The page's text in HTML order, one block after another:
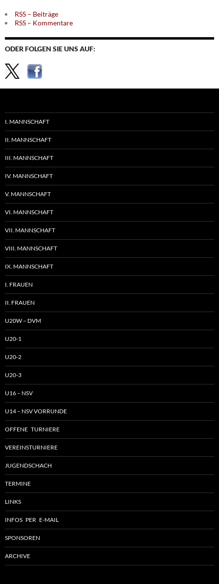
RSS – Beiträge
RSS – Kommentare
ODER FOLGEN SIE UNS AUF:
I. MANNSCHAFT
II. MANNSCHAFT
III. MANNSCHAFT
IV. MANNSCHAFT
V. MANNSCHAFT
VI. MANNSCHAFT
VII. MANNSCHAFT
VIII. MANNSCHAFT
IX. MANNSCHAFT
I. FRAUEN
II. FRAUEN
U20W – DVM
U20-1
U20-2
U20-3
U16 – NSV
U14 – NSV VORRUNDE
OFFENE TURNIERE
VEREINSTURNIERE
JUGENDSCHACH
TERMINE
LINKS
INFOS PER E-MAIL
SPONSOREN
ARCHIVE